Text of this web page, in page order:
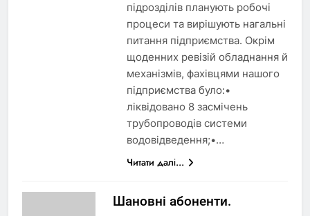
підрозділів планують робочі
процеси та вирішують нагальні
питання підприємства. Окрім
щоденних ревізій обладнання й
механізмів, фахівцями нашого
підприємства було:•
ліквідовано 8 засмічень
трубопроводів системи
водовідведення;•…
Читати далі...
Шановні абоненти.